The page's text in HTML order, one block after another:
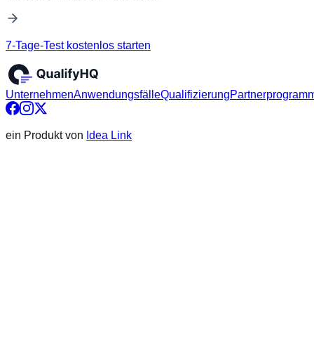
7-Tage-Test kostenlos starten
UnternehmenAnwendungsfälleQualifizierung
ein Produkt von Idea Link